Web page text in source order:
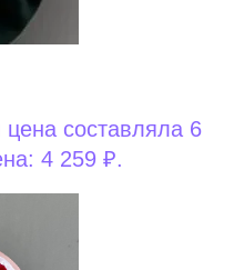
составляла 6
4 259 ₽.